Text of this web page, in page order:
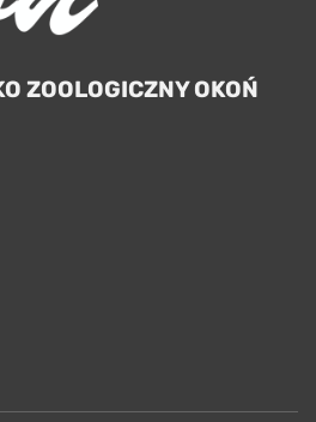
ZOOLOGICZNY OKOŃ